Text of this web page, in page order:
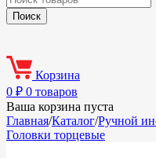
Корзина
0 ₽ 0 товаров
Ваша корзина пуста
Главная/Каталог/Ручной
Головки торцевые